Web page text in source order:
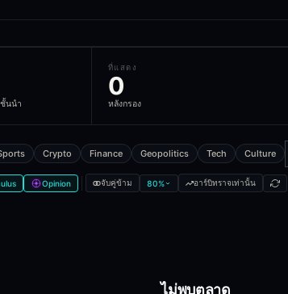
context
venues. Markets are cross-matched across
นนำ
ที่แสดง
0
หลังกรอง
Crypto Finance Geopolitics Tech Culture
Opinion จับคู่ข้าม 80% อาร์บิทราจเท่านั้น
ไม่พบตลาด